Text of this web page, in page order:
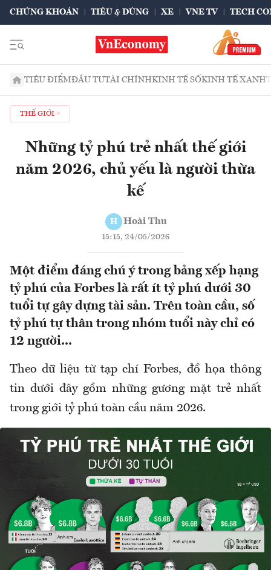
CHỨNG KHOÁN TIÊU & DÙNG XE VNE TV TECH
TIÊU ĐIỂMĐẦU TƯTÀI CHÍNHKINH TẾ SỐKINH TẾ XANH
THẾ GIỚI
Những tỷ phú trẻ nhất thế giới
năm 2026, chủ yếu là người thừa
kế
H Hoài Thu
15:15, 24/05/2026
Một điểm đáng chú ý trong bảng xếp hạng
tỷ phú của Forbes là rất ít tỷ phú dưới 30
tuổi tự gây dựng tài sản. Trên toàn cầu, số
tỷ phú tự thân trong nhóm tuổi này chỉ có
12 người...
Theo dữ liệu từ tạp chí Forbes, đồ họa thông
tin dưới đây gồm những gương mặt trẻ nhất
trong giới tỷ phú toàn cầu năm 2026.